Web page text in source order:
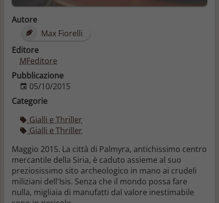
Autore
Max Fiorelli
Editore
MFeditore
Pubblicazione
05/10/2015
Categorie
Gialli e Thriller
Gialli e Thriller
Maggio 2015. La città di Palmyra, antichissimo centro
mercantile della Siria, è caduto assieme al suo
preziosissimo sito archeologico in mano ai crudeli
miliziani dell'Isis. Senza che il mondo possa fare
nulla, migliaia di manufatti dal valore inestimabile